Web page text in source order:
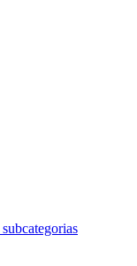
subcategorias